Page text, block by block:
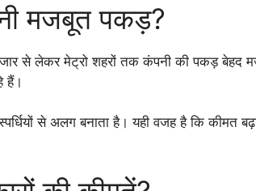
मजबूत पकड़?
से लेकर मेट्रो शहरों तक कंपनी की पकड़
हैं।
से अलग बनाता है। यही वजह है कि